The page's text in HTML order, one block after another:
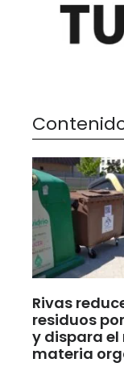
Rivas
residuos
y dispara el
materia